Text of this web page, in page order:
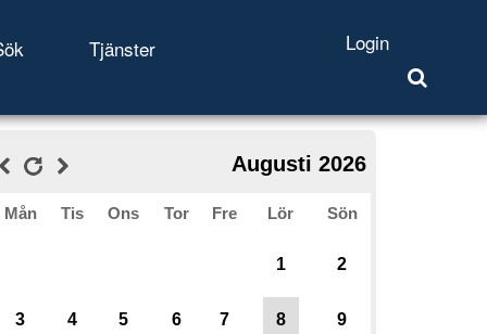
Tjänster Login
Augusti 2026
Mån Tis Ons Tor Fre Lör Sön
1 2
3 4 5 6 7 8 9